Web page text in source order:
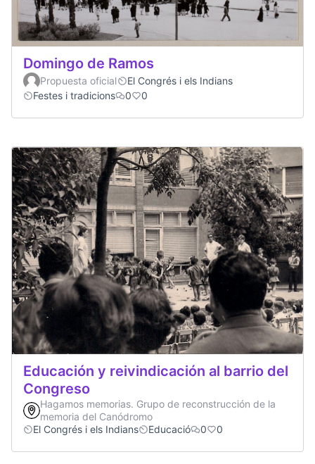
Domingo de Ramos
Propuesta oficial
El Congrés i els Indians
Festes i tradicions
0 0
Educación y reivindicación al barrio del
Congreso
Hagamos memorias. Grupo de reconstrucción de la
memoria del Canódromo
El Congrés i els Indians
Educació 0 0